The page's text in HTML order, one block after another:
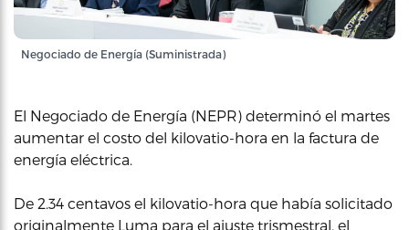
Negociado de Energía (Suministrada)
El Negociado de Energía (NEPR) determinó el martes
aumentar el costo del kilovatio-hora en la factura de
energía eléctrica.
De 2.34 centavos el kilovatio-hora que había solicitado
originalmente Luma para el ajuste trismestral, el